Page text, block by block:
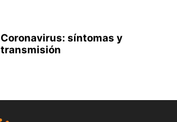
Coronavirus: síntomas y
transmisión